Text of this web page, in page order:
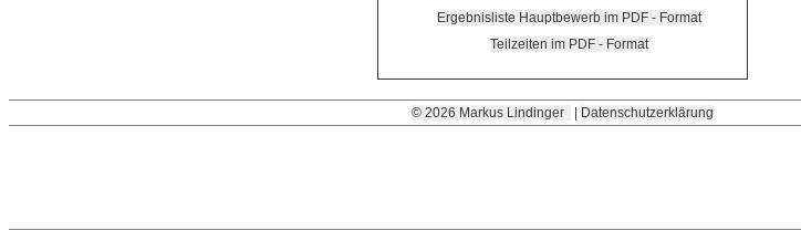
Ergebnisliste Hauptbewerb im PDF - Format
Teilzeiten im PDF - Format
© 2026 Markus Lindinger Datenschutzerklärung